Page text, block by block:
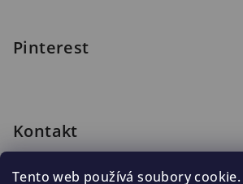
Tento web používá soubory
Pinterest
Kontakt